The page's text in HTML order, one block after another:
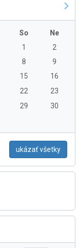
So
Ne
1
2
8
9
15
16
22
23
29
30
ukázať všetky